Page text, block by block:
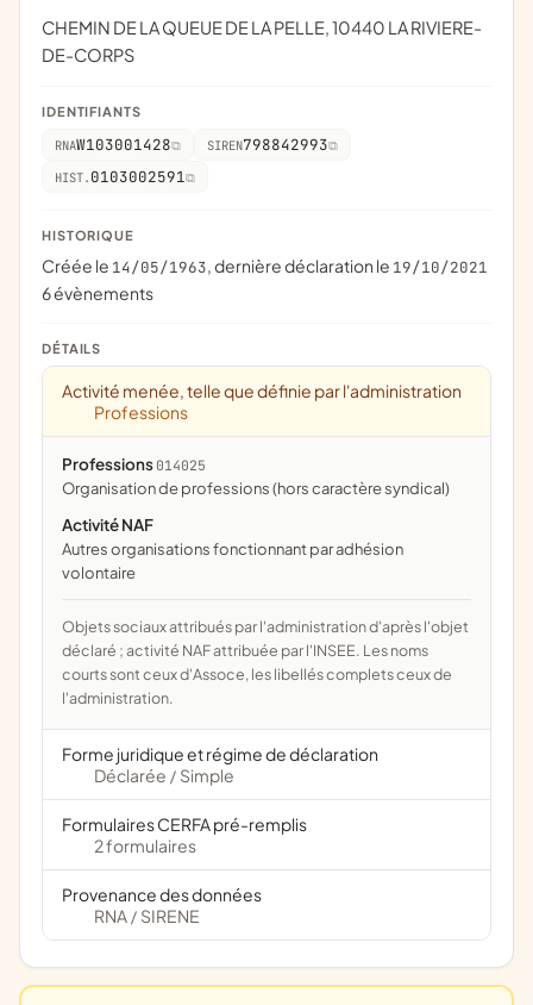
CHEMIN DE LA QUEUE DE LA PELLE, 10440 LA RIVIERE-
DE-CORPS
IDENTIFIANTS
RNAW103001428 SIREN798842993
HIST. 0103002591
HISTORIQUE
Créée le 14/05/1963, dernière déclaration le 19/10/2021
6 évènements
DÉTAILS
Activité menée, telle que définie par l'administration
Professions
Professions 014025
organisation de professions (hors caractère syndical)
Activité NAF
Autres organisations fonctionnant par adhésion
volontaire
Objets sociaux attribués par l'administration d'après l'objet
déclaré ; activité NAF attribuée par l'INSEE. Les noms
courts sont ceux d'Assoce, les libellés complets ceux de
l'administration.
Forme juridique et régime de déclaration
Déclarée / Simple
Formulaires CERFA pré-remplis
2 formulaires
Provenance des données
RNA / SIRENE